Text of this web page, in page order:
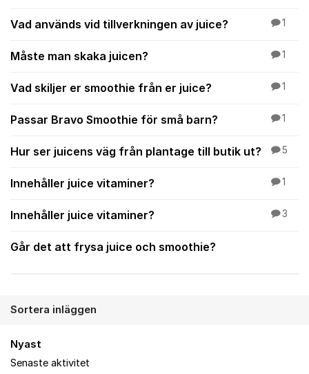
Vad används vid tillverkningen av juice? 1
Måste man skaka juicen? 1
Vad skiljer er smoothie från er juice? 1
Passar Bravo Smoothie för små barn? 1
Hur ser juicens väg från plantage till butik ut? 5
Innehåller juice vitaminer? 1
Innehåller juice vitaminer? 3
Går det att frysa juice och smoothie?
Sortera inläggen
Nyast
Senaste aktivitet